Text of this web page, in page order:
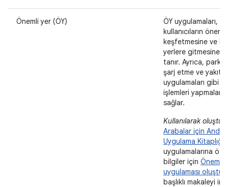
Önemli yer (ÖY)
ÖY uygulamaları,
kullanıcıların
keşfetmesine ve bu
yerlere gitmesine
tanır. Ayrıca, park
şarj etme ve yakıt
uygulamaları gibi
işlemleri yapmalarını
sağlar.
Kullanılarak
Arabalar için
Uygulama Kitaplığı
uygulamalarına
bilgiler için Önemli
uygulaması
başlıklı makaleyi